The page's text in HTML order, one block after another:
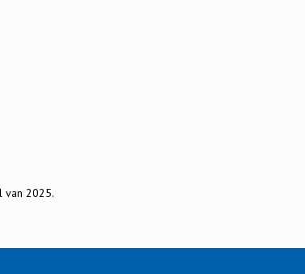
van 2025.